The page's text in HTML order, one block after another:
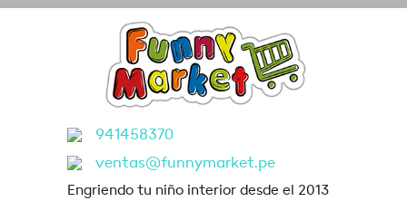
941458370
ventas@funnymarket.pe
Engriendo tu niño interior desde el 2013